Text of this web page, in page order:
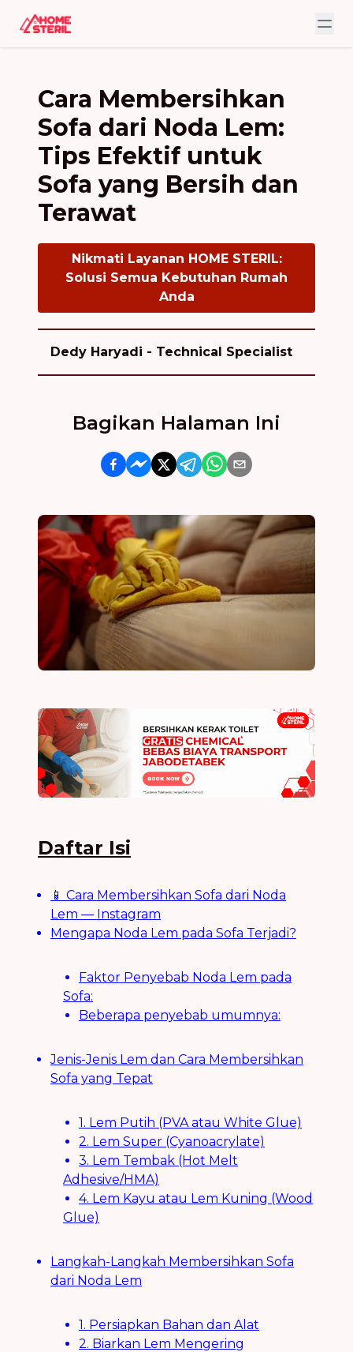
Cara Membersihkan
Sofa dari Noda Lem:
Tips Efektif untuk
Sofa yang Bersih dan
Terawat
Nikmati Layanan HOME STERIL:
Solusi Semua Kebutuhan Rumah
Anda
Dedy Haryadi - Technical Specialist
Bagikan Halaman Ini
Daftar Isi
📱 Cara Membersihkan Sofa dari Noda
Lem — Instagram
Mengapa Noda Lem pada Sofa Terjadi?
Faktor Penyebab Noda Lem pada
Sofa:
Beberapa penyebab umumnya:
Jenis-Jenis Lem dan Cara Membersihkan
Sofa yang Tepat
1. Lem Putih (PVA atau White Glue)
2. Lem Super (Cyanoacrylate)
3. Lem Tembak (Hot Melt
Adhesive/HMA)
4. Lem Kayu atau Lem Kuning (Wood
Glue)
Langkah-Langkah Membersihkan Sofa
dari Noda Lem
1. Persiapkan Bahan dan Alat
2. Biarkan Lem Mengering